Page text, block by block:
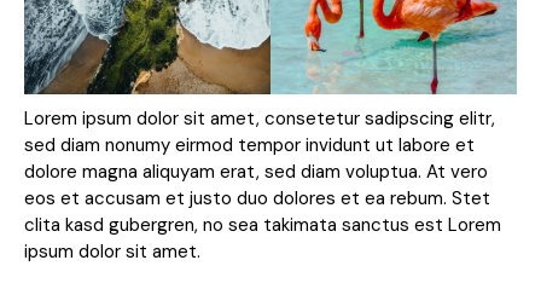
Lorem ipsum dolor sit amet, consetetur sadipscing elitr,
sed diam nonumy eirmod tempor invidunt ut labore et
dolore magna aliquyam erat, sed diam voluptua. At vero
eos et accusam et justo duo dolores et ea rebum. Stet
clita kasd gubergren, no sea takimata sanctus est Lorem
ipsum dolor sit amet.